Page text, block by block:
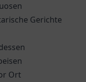
Gerichte
Ort